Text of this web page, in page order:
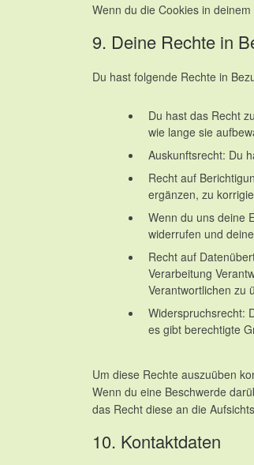
Wenn du die Cookies in
9. Deine Rechte in
Du hast folgende Rechte in
Du hast das Recht
wie lange sie
Auskunftsrecht: Du
Recht auf
ergänzen, zu
Wenn du uns deine
widerrufen und
Recht auf
Verarbeitung
Verantwortlichen zu
Widerspruchsrecht:
es gibt berechtigte
Um diese Rechte auszuüben
Wenn du eine Beschwerde
das Recht diese an die
10. Kontaktdaten